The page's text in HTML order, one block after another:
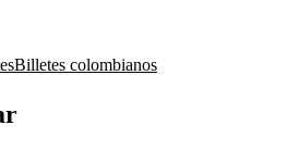
Billetes colombianos